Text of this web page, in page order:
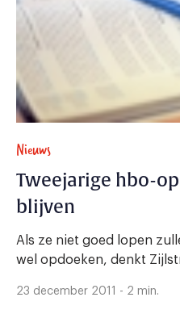
Nieuws
Tweejarige hbo-
blijven
Als ze niet goed lopen
wel opdoeken, denkt
23 december 2011 - 2 min.